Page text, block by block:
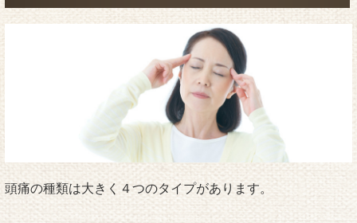
頭痛の種類は大きく４つのタイプがあります。